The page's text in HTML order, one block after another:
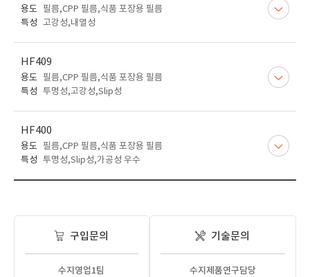
용도 필름,CPP 필름,식품 포장용 필름
특성 고강성,내열성
HF409
용도 필름,CPP 필름,식품 포장용 필름
특성 투명성,고강성,Slip성
HF400
용도 필름,CPP 필름,식품 포장용 필름
특성 투명성,Slip성,가공성 우수
구입문의
수지영업1팀
기술문의
수지제품연구담당